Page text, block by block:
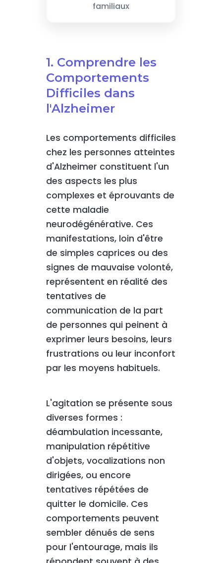
familiaux
1. Comprendre les
Comportements
Difficiles dans
l'Alzheimer
Les comportements difficiles
chez les personnes atteintes
d'Alzheimer constituent l'un
des aspects les plus
complexes et éprouvants de
cette maladie
neurodégénérative. Ces
manifestations, loin d'être
de simples caprices ou des
signes de mauvaise volonté,
représentent en réalité des
tentatives de
communication de la part
de personnes qui peinent à
exprimer leurs besoins, leurs
frustrations ou leur inconfort
par les moyens habituels.
L'agitation se présente sous
diverses formes :
déambulation incessante,
manipulation répétitive
d'objets, vocalizations non
dirigées, ou encore
tentatives répétées de
quitter le domicile. Ces
comportements peuvent
sembler dénués de sens
pour l'entourage, mais ils